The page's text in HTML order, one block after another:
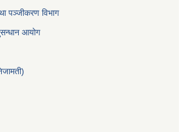
पञ्जीकरण विभाग
आयोग